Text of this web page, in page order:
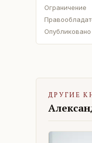
Ограничение
Опубликовано
ДРУГИЕ